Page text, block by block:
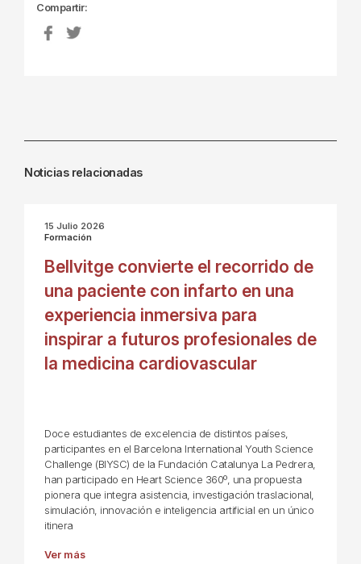
Compartir:
Noticias relacionadas
15 Julio 2026
Formación
Bellvitge convierte el recorrido de
una paciente con infarto en una
experiencia inmersiva para
inspirar a futuros profesionales de
la medicina cardiovascular
Doce estudiantes de excelencia de distintos países,
participantes en el Barcelona International Youth Science
Challenge (BIYSC) de la Fundación Catalunya La Pedrera,
han participado en Heart Science 360º, una propuesta
pionera que integra asistencia, investigación traslacional,
simulación, innovación e inteligencia artificial en un único
itinera
Ver más